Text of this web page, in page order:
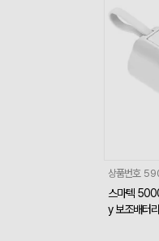
상품번호
스마텍
y 보조배터